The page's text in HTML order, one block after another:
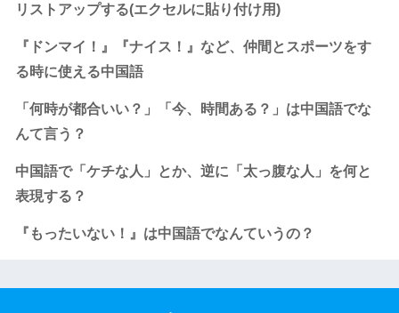
リストアップする(エクセルに貼り付け用)
『ドンマイ！』『ナイス！』など、仲間とスポーツをす
る時に使える中国語
「何時が都合いい？」「今、時間ある？」は中国語でな
んて言う？
中国語で「ケチな人」とか、逆に「太っ腹な人」を何と
表現する？
『もったいない！』は中国語でなんていうの？